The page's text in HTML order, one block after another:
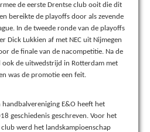
de eerste Drentse club ooit die dit
bereikte de playoffs door als zevende
In de tweede ronde van de playoffs
Dick Lukkien af met NEC uit Nijmegen
de finale van de nacompetitie. Na de
de uitwedstrijd in Rotterdam met
was de promotie een feit.
handbalvereniging E&O heeft het
geschiedenis geschreven. Voor het
werd het landskampioenschap